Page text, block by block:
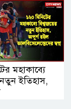
মহাকাব্যে
ইতিহাস,
স্বপ্ন